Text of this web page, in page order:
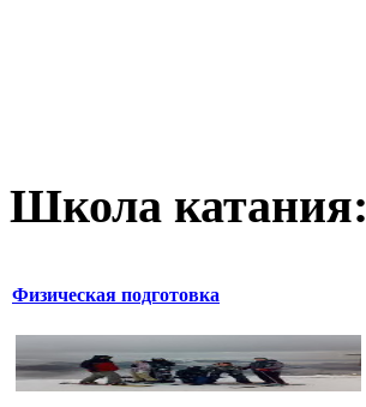
Школа катания:
Физическая подготовка